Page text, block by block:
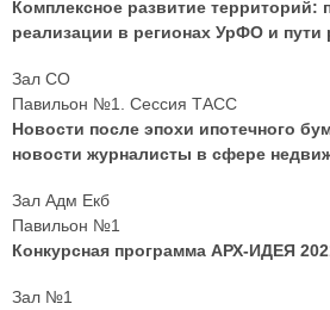
Комплексное развитие
реализации в регионах УрФО и пути
Зал СО
Павильон №1. Сессия ТАСС
Новости после эпохи ипотечного
новости журналисты в сфере
Зал Адм Екб
Павильон №1
Конкурсная программа АРХ-ИДЕЯ
Зал №1